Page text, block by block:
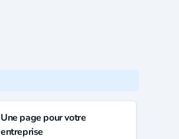
Une page pour votre
entreprise